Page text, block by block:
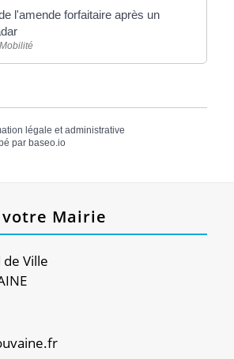
l'amende forfaitaire après un
légale et administrative
par baseo.io
Mairie
de Ville